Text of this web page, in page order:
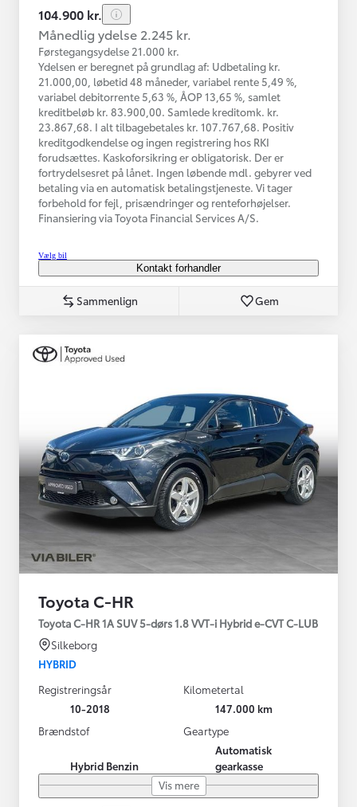
104.900 kr.
Månedlig ydelse 2.245 kr.
Førstegangsydelse 21.000 kr.
Ydelsen er beregnet på grundlag af: Udbetaling kr.
21.000,00, løbetid 48 måneder, variabel rente 5,49 %,
variabel debitorrente 5,63 %, ÅOP 13,65 %, samlet
kreditbeløb kr. 83.900,00. Samlede kreditomk. kr.
23.867,68. I alt tilbagebetales kr. 107.767,68. Positiv
kreditgodkendelse og ingen registrering hos RKI
forudsættes. Kaskoforsikring er obligatorisk. Der er
fortrydelsesret på lånet. Ingen løbende mdl. gebyrer ved
betaling via en automatisk betalingstjeneste. Vi tager
forbehold for fejl, prisændringer og renteforhøjelser.
Finansiering via Toyota Financial Services A/S.
Vælg bil
Kontakt forhandler
Sammenlign Gem
Toyota C-HR
Toyota C-HR 1A SUV 5-dørs 1.8 VVT-i Hybrid e-CVT C-LUB
Silkeborg
HYBRID
Registreringsår
10-2018
Kilometertal
147.000 km
Brændstof
Hybrid Benzin
Geartype
Automatisk
gearkasse
Vis mere